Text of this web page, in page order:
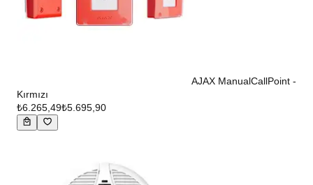
AJAX ManualCallPoint -
Kırmızı
₺6.265,49₺5.695,90